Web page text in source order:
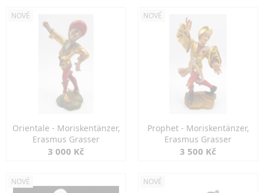
NOVÉ
Orientale - Moriskentänzer,
Erasmus Grasser
3 000 Kč
NOVÉ
Prophet - Moriskentänzer,
Erasmus Grasser
3 500 Kč
NOVÉ NOVÉ